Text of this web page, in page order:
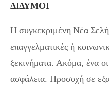
ΔΙΔΥΜΟΙ
Η συγκεκριμένη Νέα
επαγγελματικές ή
ξεκινήματα. Ακόμα, ένα
ασφάλεια. Προσοχή σε